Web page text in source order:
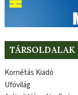
TÁRSOLDALAK
Kornétás Kiadó
Ufóvilág